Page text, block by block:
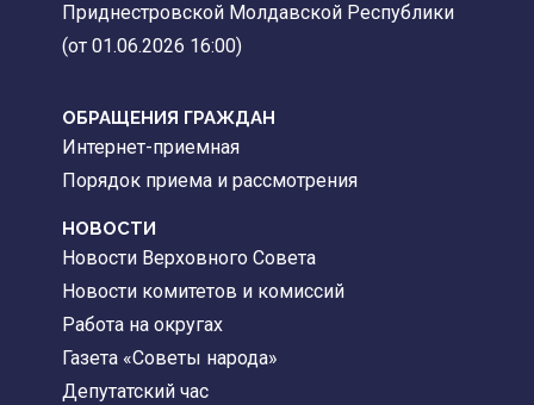
Приднестровской Молдавской Республики
(от 01.06.2026 16:00)
ОБРАЩЕНИЯ ГРАЖДАН
Интернет-приемная
Порядок приема и рассмотрения
НОВОСТИ
Новости Верховного Совета
Новости комитетов и комиссий
Работа на округах
Газета «Советы народа»
Депутатский час